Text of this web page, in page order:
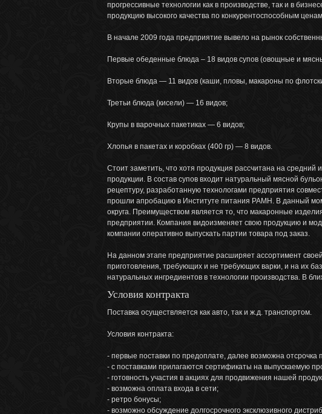
прогрессивные технологии как в производстве, так и в
продукцию высокого качества по конкурентоспособным
В начале 2009 года предприятие вывело на рынок
Первые обеденные блюда – 18 видов супов (овощные и
Вторые блюда — 11 видов (каши, пловы, макароны по
Третьи блюда (кисели) — 16 видов;
Крупы в варочных пакетиках — 6 видов;
Хлопья в пакетах и коробках (400 гр) — 8 видов.
Стоит заметить, что хотя продукция рассчитана на
продукции. В состав супов входит натуральный мясной
рецептуру, разработанную технологами предприятия
прошли апробацию в Институте питания РАМН. В данный
округа. Преимуществом является то, что макаронные
предприятии. Компания видоизменяет свою продукцию и
компании оперативно выпускать партии товара под заказ.
На данном этапе предприятие расширяет ассортимент
приготовления, требующих и не требующих варки, и на их
натуральных ингредиентов в технологии производства. В
Условия контракта
Поставка осуществляется как авто, так и ж.д. транспортом.
Условия контракта:
- первые поставки по предоплате, далее возможна отсрочка
- с поставками прилагаются сертификаты на выпускаемую
- готовность участия в акциях для продвижения нашей
- возможна оплата входа в сети;
- ретро бонусы;
- возможно обсуждение долгосрочного эксклюзивного